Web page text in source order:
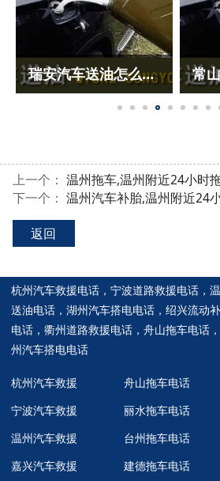
瑞安汽车送油怎么收费?瑞安送油
上一个： 温州拖车,温州附近24小时
下一个： 温州汽车补胎,温州附近24
返回
杭州汽车救援电话 ，宁波道路救援电话 ，
送油电话 ，湖州汽车搭电电话 ，绍兴流动
电话 ，衢州道路救援电话 ，舟山拖车电话
州汽车搭电电话
杭州汽车救援
宁波汽车救援
温州汽车救援
嘉兴汽车救援
舟山拖车电话
丽水拖车电话
台州拖车电话
建德拖车电话